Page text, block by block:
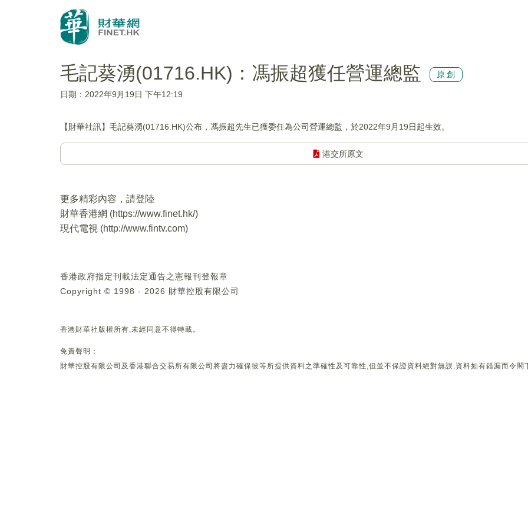
毛記葵湧(01716.HK)：馮振超獲任營運總監 原創
日期：2022年9月19日 下午12:19
【財華社訊】毛記葵湧(01716.HK)公布，馮振超先生已獲委任為公司營運總監，於2022年9月19日起生效。
港交所原文
更多精彩內容，請登陸
財華香港網 (https://www.finet.hk/)
現代電視 (http://www.fintv.com)
香港政府指定刊載法定通告之憲報刊登報章
Copyright © 1998 - 2026 財華控股有限公司
香港財華社版權所有,未經同意不得轉載。
免責聲明：
財華控股有限公司及香港聯合交易所有限公司將盡力確保彼等所提供資料之準確性及可靠性,但並不保證資料絕對無誤,資料如有錯漏而令閣